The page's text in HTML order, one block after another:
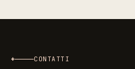
+ CONTATTI